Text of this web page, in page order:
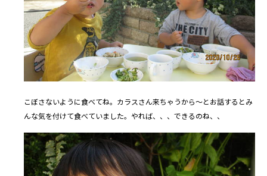
こぼさないように食べてね。カラスさん来ちゃうから～とお話するとみ
んな気を付けて食べていました。やれば、、、できるのね、、